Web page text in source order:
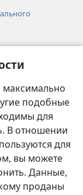
максимально
подобные
для
В отношении
для
вы можете
Данные,
проданы